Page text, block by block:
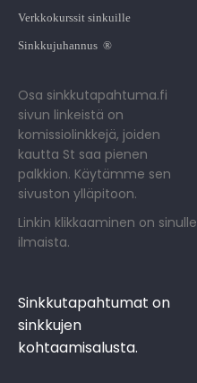
Verkkokurssit sinkuille
Sinkkujuhannus ®
Osa sinkkutapahtuma.fi
sivun linkeistä on
komissiolinkkejä, joiden
kautta St saa pienen
palkkion. Käytämme sen
sivuston ylläpitoon.
Linkin klikkaaminen on sinulle
ilmaista.
Sinkkutapahtumat on
sinkkujen
kohtaamisalusta.